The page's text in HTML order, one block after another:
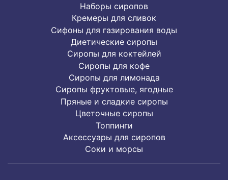
Наборы сиропов
Кремеры для сливок
Сифоны для газирования воды
Диетические сиропы
Сиропы для коктейлей
Сиропы для кофе
Сиропы для лимонада
Cиропы фруктовые, ягодные
Пряные и сладкие сиропы
Цветочные сиропы
Топпинги
Аксессуары для сиропов
Соки и морсы